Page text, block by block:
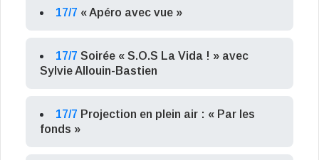
17/7 « Apéro avec vue »
17/7 Soirée « S.O.S La Vida ! » avec
Sylvie Allouin-Bastien
17/7 Projection en plein air : « Par les
fonds »